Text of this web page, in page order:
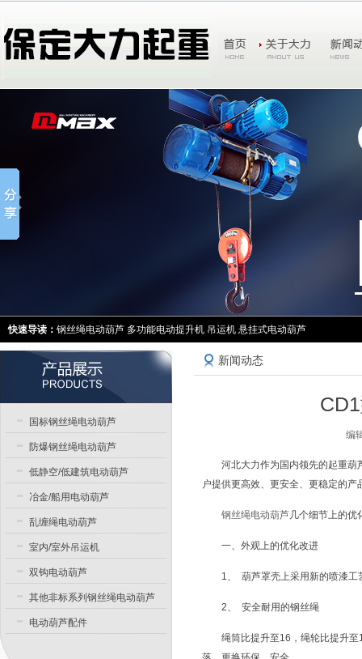
快速导读： 钢丝绳电动葫芦 多功能电动提升机 吊运机 悬挂式电动葫芦
新闻动态
编
河北大力作为国内领先的起重葫
户提供更高效、更安全、更稳定的
钢丝绳电动葫芦几个细节上的优
一、外观上的优化改进
1、 葫芦罩壳上采用新的喷漆工
2、 安全耐用的钢丝绳
绳筒比提升至16，绳轮比提升
国标钢丝绳电动葫芦
防爆钢丝绳电动葫芦
低静空/低建筑电动葫芦
冶金/船用电动葫芦
乱缠绳电动葫芦
室内/室外吊运机
双钩电动葫芦
其他非标系列钢丝绳电动葫芦
电动葫芦配件